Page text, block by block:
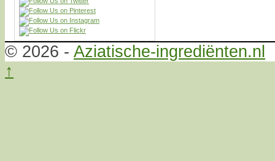
© 2026 - Aziatische-ingrediënten.nl
↑